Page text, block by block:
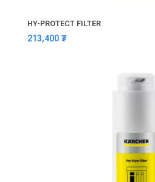
HY-PROTECT FILTER
213,400 ₮